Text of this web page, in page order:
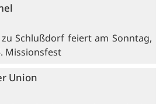
Schlußdorf feiert am Sonntag,
Missionsfest
Union